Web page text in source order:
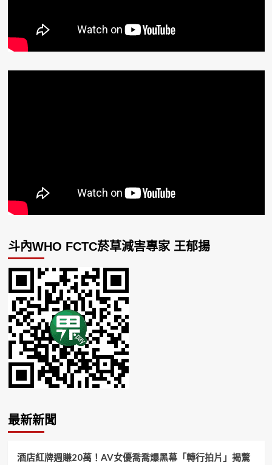
斗內WHO FCTC菸草減害專家 王郁揚
最新新聞
酒店紅牌週賺20萬！AV女優喬喬爆黑幕「轉行拍片」揭驚